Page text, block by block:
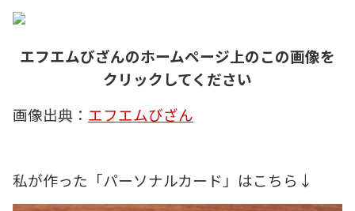
エフエムびざんのホームページ上のこの画像を
クリックしてください
画像出典： エフエムびざん
私が作った「パーソナルカード」はこちら↓